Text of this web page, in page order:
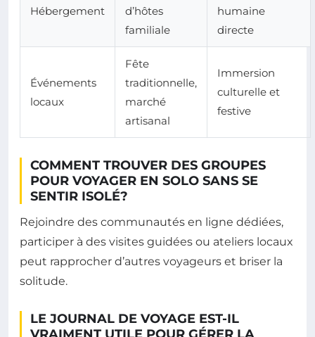
Hébergement
d’hôtes
familiale
humaine
directe
Événements
locaux
Fête
traditionnelle,
marché
artisanal
Immersion
culturelle et
festive
COMMENT TROUVER DES GROUPES
POUR VOYAGER EN SOLO SANS SE
SENTIR ISOLÉ?
Rejoindre des communautés en ligne dédiées,
participer à des visites guidées ou ateliers locaux
peut rapprocher d’autres voyageurs et briser la
solitude.
LE JOURNAL DE VOYAGE EST-IL